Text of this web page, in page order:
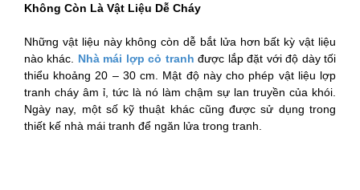
Không Còn Là Vật Liệu Dễ Cháy
Những vật liệu này không còn dễ bắt lửa hơn bất kỳ vật liệu
nào khác. Nhà mái lợp cỏ tranh được lắp đặt với độ dày tối
thiểu khoảng 20 – 30 cm. Mật độ này cho phép vật liệu lợp
tranh cháy âm ỉ, tức là nó làm chậm sự lan truyền của khói.
Ngày nay, một số kỹ thuật khác cũng được sử dụng trong
thiết kế nhà mái tranh để ngăn lửa trong tranh.